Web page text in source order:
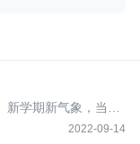
2022-09-14
学期新气象，当立